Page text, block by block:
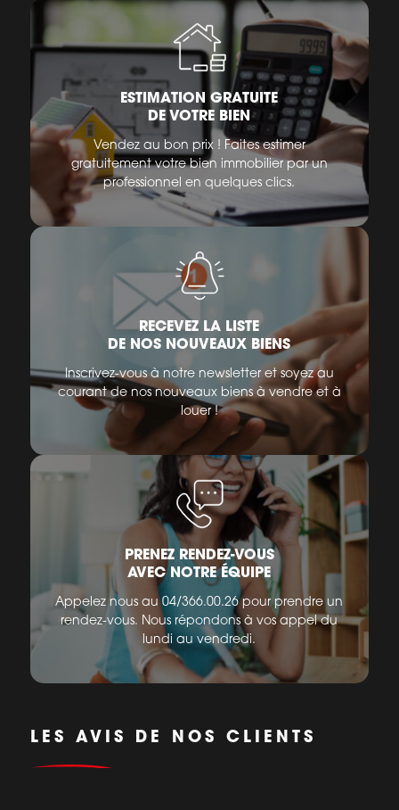
ESTIMATION GRATUITE
DE VOTRE BIEN
Vendez au bon prix ! Faites estimer
gratuitement votre bien immobilier par un
professionnel en quelques clics.
RECEVEZ LA LISTE
DE NOS NOUVEAUX BIENS
Inscrivez-vous à notre newsletter et soyez au
courant de nos nouveaux biens à vendre et à
louer !
PRENEZ RENDEZ-VOUS
AVEC NOTRE ÉQUIPE
Appelez nous au 04/366.00.26 pour prendre un
rendez-vous. Nous répondons à vos appel du
lundi au vendredi.
LES AVIS DE NOS CLIENTS